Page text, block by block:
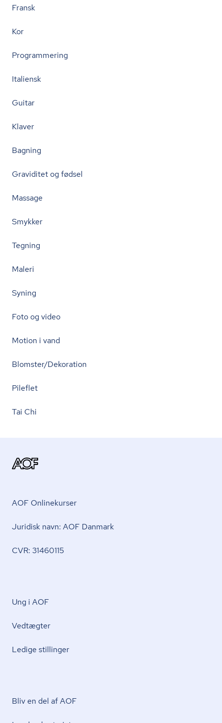
Fransk
Kor
Programmering
Italiensk
Guitar
Klaver
Bagning
Graviditet og fødsel
Massage
Smykker
Tegning
Maleri
Syning
Foto og video
Motion i vand
Blomster/Dekoration
Pileflet
Tai Chi
AOF Onlinekurser
Juridisk navn: AOF Danmark
CVR: 31460115
Ung i AOF
Vedtægter
Ledige stillinger
Bliv en del af AOF